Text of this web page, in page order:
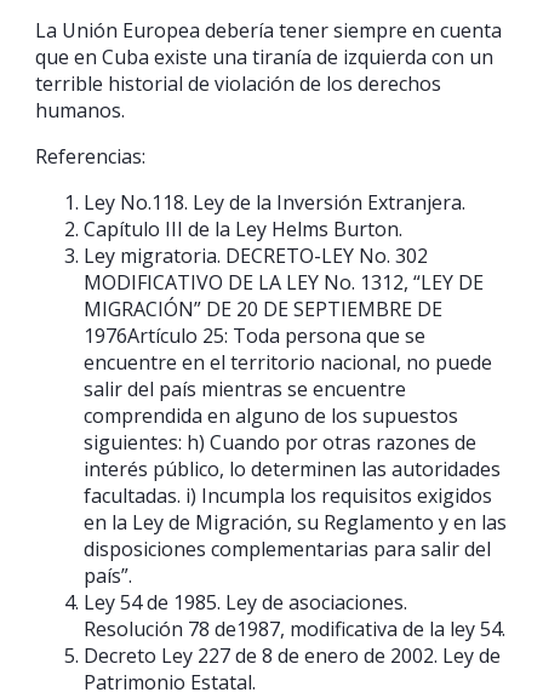
La Unión Europea debería tener siempre en cuenta
que en Cuba existe una tiranía de izquierda con un
terrible historial de violación de los derechos
humanos.
Referencias:
Ley No.118. Ley de la Inversión Extranjera.
Capítulo III de la Ley Helms Burton.
Ley migratoria. DECRETO-LEY No. 302
MODIFICATIVO DE LA LEY No. 1312, “LEY DE
MIGRACIÓN” DE 20 DE SEPTIEMBRE DE
1976Artículo 25: Toda persona que se
encuentre en el territorio nacional, no puede
salir del país mientras se encuentre
comprendida en alguno de los supuestos
siguientes: h) Cuando por otras razones de
interés público, lo determinen las autoridades
facultadas. i) Incumpla los requisitos exigidos
en la Ley de Migración, su Reglamento y en las
disposiciones complementarias para salir del
país”.
Ley 54 de 1985. Ley de asociaciones.
Resolución 78 de1987, modificativa de la ley 54.
Decreto Ley 227 de 8 de enero de 2002. Ley de
Patrimonio Estatal.